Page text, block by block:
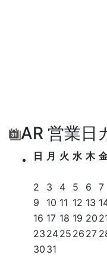
AR 営業日
日 月 火 水 木
2
3 4 5 6 7
9
10 11 12 13
16 17 18 19 20
23 2425 26 27
30 31